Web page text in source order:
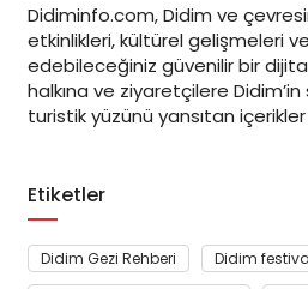
Didiminfo.com, Didim ve
etkinlikleri, kültürel gelişmeleri
edebileceğiniz güvenilir bir
halkına ve ziyaretçilere
turistik yüzünü yansıtan
Etiketler
Didim Gezi Rehberi
Didim